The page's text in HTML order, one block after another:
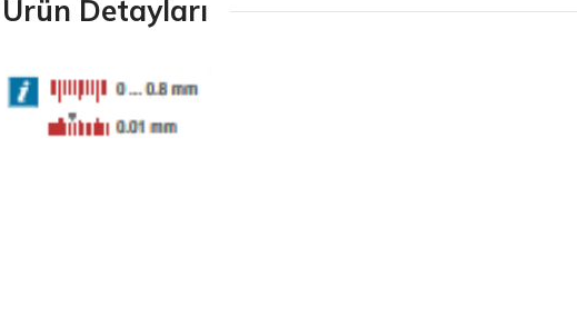
Ürün Detayları